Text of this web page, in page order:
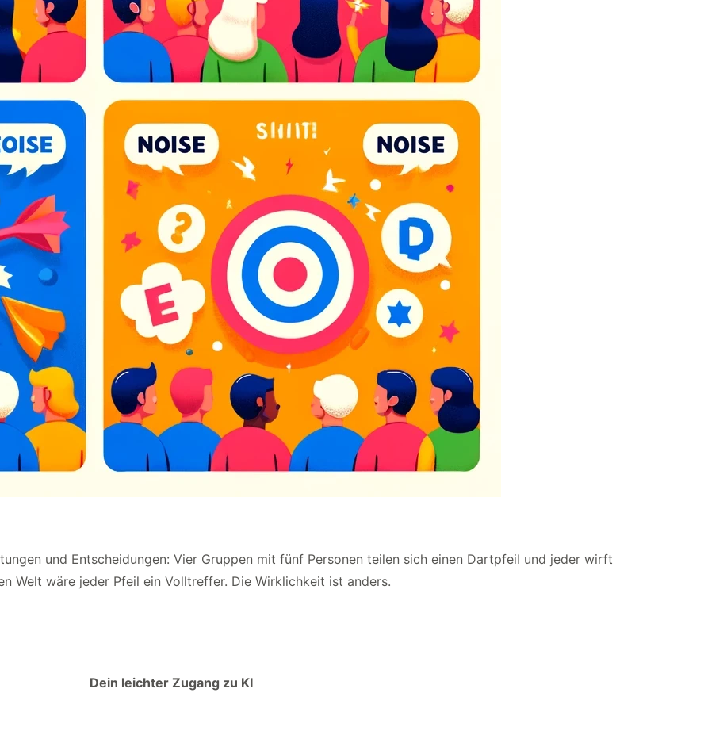
und Entscheidungen: Vier Gruppen mit fünf Personen teilen sich einen Dartpfeil und jeder wirft
Welt wäre jeder Pfeil ein Volltreffer. Die Wirklichkeit ist anders.
Dein leichter Zugang zu KI